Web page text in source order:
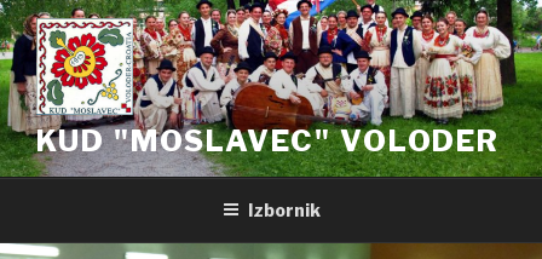
Preskoči
na
sadržaj
KUD "MOSLAVEC" VOLODER
Izbornik